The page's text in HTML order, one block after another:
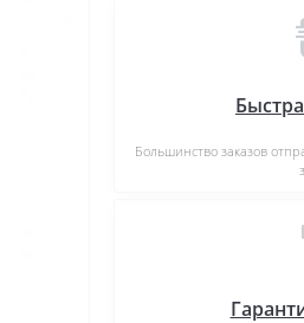
Большинство заказов